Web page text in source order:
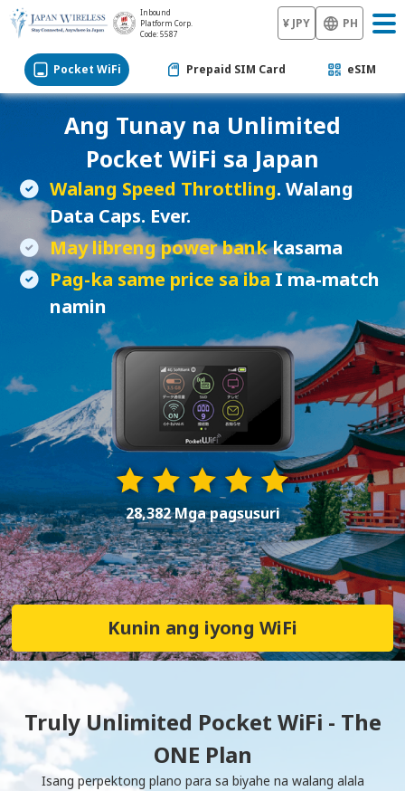
Inbound
Platform Corp.
Code: 5587
¥ JPY PH
Pocket WiFi Prepaid SIM Card eSIM
Ang Tunay na Unlimited
Pocket WiFi sa Japan
Walang Speed Throttling. Walang
Data Caps. Ever.
May libreng power bankkasama
Pag-ka same price sa ibaI ma-match
namin
28,382 Mga pagsusuri
Kunin ang iyong WiFi
Truly Unlimited Pocket WiFi - The
ONE Plan
Isang perpektong plano para sa biyahe na walang alala